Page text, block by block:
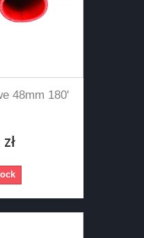
48mm 180'